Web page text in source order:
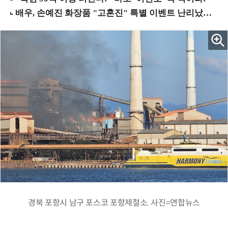
경북 포항시 남구 포스코 포항제철소. 사진=연합뉴스